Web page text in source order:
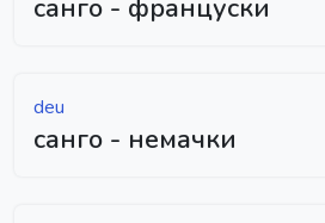
санго - француски
deu
санго - немачки